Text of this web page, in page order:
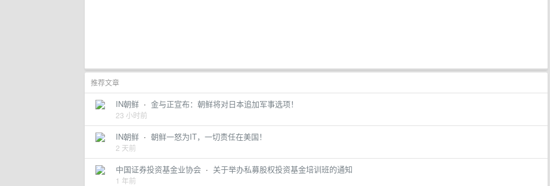
推荐文章
IN朝鲜 · 金与正宣布：朝鲜将对日本追加军事选项！
23 小时前
IN朝鲜 · 朝鲜一怒为IT，一切责任在美国！
2 天前
中国证券投资基金业协会 · 关于举办私募股权投资基金培训班的通知
1 年前